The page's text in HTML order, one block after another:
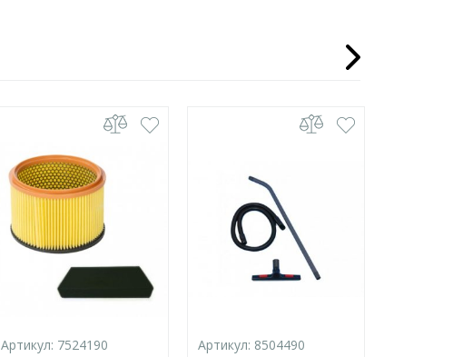
Артикул: 7524190
Артикул: 8504490